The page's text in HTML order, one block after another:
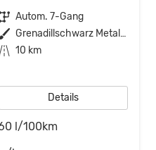
Getriebe Autom. 7-Gang
Außenfarbe
Grenadillschwarz Metallic
Kilometerstand 10 km
Details
l/100km